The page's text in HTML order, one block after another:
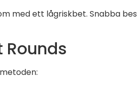
med ett lågriskbet. Snabba
Rounds